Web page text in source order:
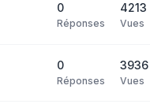
0
Réponses
4213
Vues
0
Réponses
3936
Vues